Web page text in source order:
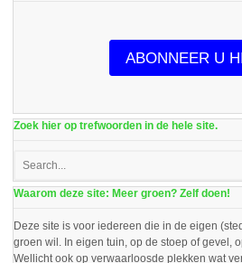
ABONNEER U
Zoek hier op trefwoorden in de hele site.
Waarom deze site: Meer groen? Zelf doen!
Deze site is voor iedereen die in de eigen
groen wil. In eigen tuin, op de stoep of gevel,
Wellicht ook op verwaarloosde plekken wat